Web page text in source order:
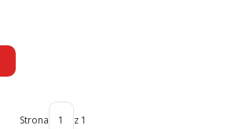
Strona z 1